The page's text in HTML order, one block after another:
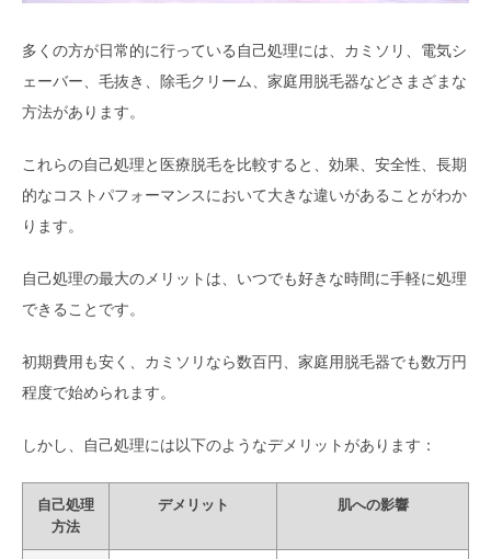
多くの方が日常的に行っている自己処理には、カミソリ、電気シ
ェーバー、毛抜き、除毛クリーム、家庭用脱毛器などさまざまな
方法があります。
これらの自己処理と医療脱毛を比較すると、効果、安全性、長期
的なコストパフォーマンスにおいて大きな違いがあることがわか
ります。
自己処理の最大のメリットは、いつでも好きな時間に手軽に処理
できることです。
初期費用も安く、カミソリなら数百円、家庭用脱毛器でも数万円
程度で始められます。
しかし、自己処理には以下のようなデメリットがあります：
自己処理
方法
デメリット 肌への影響